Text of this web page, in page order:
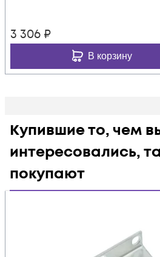
3 306 ₽
В корзину
Купившие то, чем
интересовались,
покупают